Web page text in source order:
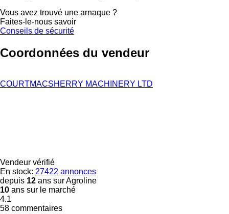
Vous avez trouvé une arnaque ?
Faites-le-nous savoir
Conseils de sécurité
Coordonnées du vendeur
COURTMACSHERRY MACHINERY LTD
Vendeur vérifié
En stock: 27422 annonces
depuis 12 ans sur Agroline
10 ans sur le marché
4.1
58 commentaires